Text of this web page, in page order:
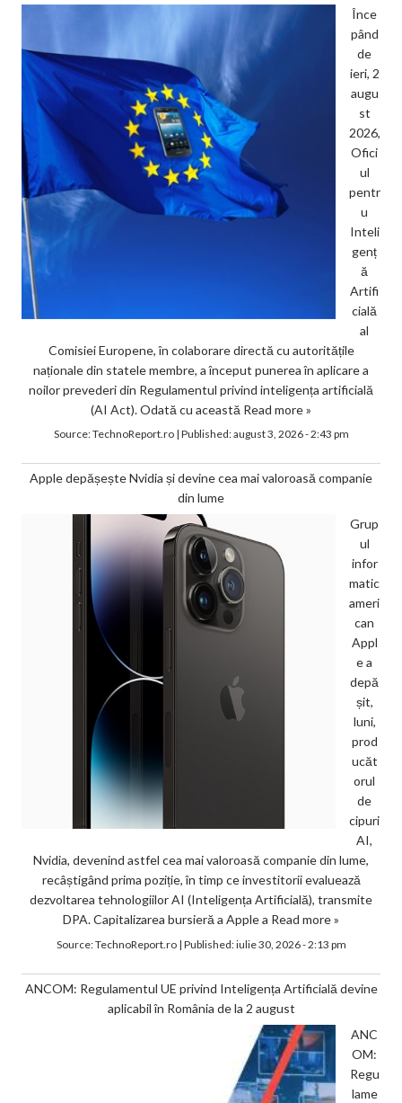
Înce
pând
de
ieri, 2
augu
st
2026,
Ofici
ul
pentr
u
Inteli
genț
ă
Artifi
cială
al
Comisiei Europene, în colaborare directă cu autoritățile
naționale din statele membre, a început punerea în aplicare a
noilor prevederi din Regulamentul privind inteligența artificială
(AI Act). Odată cu această Read more »
Source:TechnoReport.ro| Published:august 3, 2026 - 2:43 pm
Apple depășește Nvidia și devine cea mai valoroasă companie
din lume
Grup
ul
infor
matic
ameri
can
Appl
e a
depă
șit,
luni,
prod
ucăt
orul
de
cipuri
AI,
Nvidia, devenind astfel cea mai valoroasă companie din lume,
recâștigând prima poziție, în timp ce investitorii evaluează
dezvoltarea tehnologiilor AI (Inteligența Artificială), transmite
DPA. Capitalizarea bursieră a Apple a Read more »
Source:TechnoReport.ro| Published:iulie 30, 2026 - 2:13 pm
ANCOM: Regulamentul UE privind Inteligența Artificială devine
aplicabil în România de la 2 august
ANC
OM:
Regu
lame